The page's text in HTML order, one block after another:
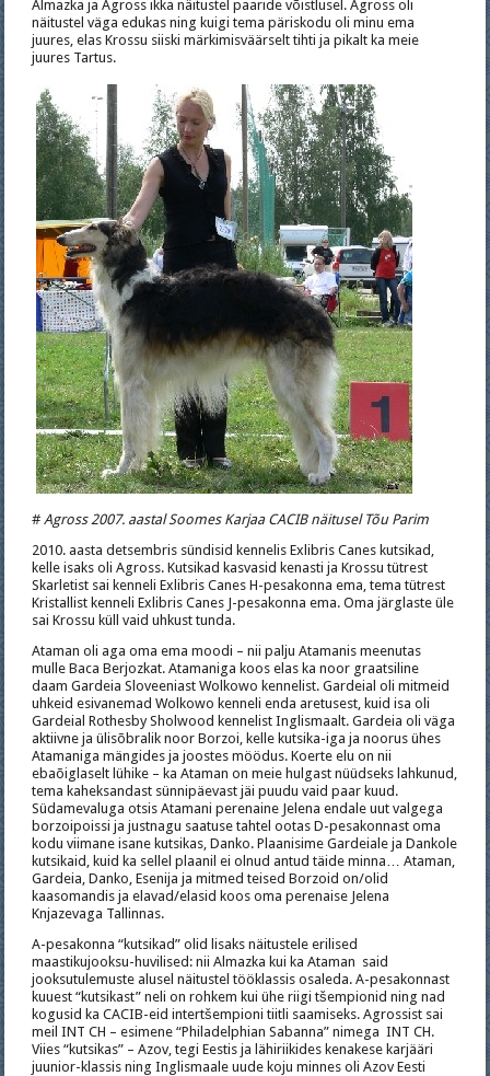
Almazka ja Agross ikka näitustel paaride võistlusel. Agross oli
näitustel väga edukas ning kuigi tema päriskodu oli minu ema
juures, elas Krossu siiski märkimisväärselt tihti ja pikalt ka meie
juures Tartus.
#Agross 2007. aastal Soomes Karjaa CACIB näitusel Tõu Parim
2010. aasta detsembris sündisid kennelis Exlibris Canes kutsikad,
kelle isaks oli Agross. Kutsikad kasvasid kenasti ja Krossu tütrest
Skarletist sai kenneli Exlibris Canes H-pesakonna ema, tema tütrest
Kristallist kenneli Exlibris Canes J-pesakonna ema. Oma järglaste üle
sai Krossu küll vaid uhkust tunda.
Ataman oli aga oma ema moodi – nii palju Atamanis meenutas
mulle Baca Berjozkat. Atamaniga koos elas ka noor graatsiline
daam Gardeia Sloveeniast Wolkowo kennelist. Gardeial oli mitmeid
uhkeid esivanemad Wolkowo kenneli enda aretusest, kuid isa oli
Gardeial Rothesby Sholwood kennelist Inglismaalt. Gardeia oli väga
aktiivne ja ülisõbralik noor Borzoi, kelle kutsika-iga ja noorus ühes
Atamaniga mängides ja joostes möödus. Koerte elu on nii
ebaõiglaselt lühike – ka Ataman on meie hulgast nüüdseks lahkunud,
tema kaheksandast sünnipäevast jäi puudu vaid paar kuud.
Südamevaluga otsis Atamani perenaine Jelena endale uut valgega
borzoipoissi ja justnagu saatuse tahtel ootas D-pesakonnast oma
kodu viimane isane kutsikas, Danko. Plaanisime Gardeiale ja Dankole
kutsikaid, kuid ka sellel plaanil ei olnud antud täide minna… Ataman,
Gardeia, Danko, Esenija ja mitmed teised Borzoid on/olid
kaasomandis ja elavad/elasid koos oma perenaise Jelena
Knjazevaga Tallinnas.
A-pesakonna “kutsikad” olid lisaks näitustele erilised
maastikujooksu-huvilised: nii Almazka kui ka Ataman said
jooksutulemuste alusel näitustel tööklassis osaleda. A-pesakonnast
kuuest “kutsikast” neli on rohkem kui ühe riigi tšempionid ning nad
kogusid ka CACIB-eid intertšempioni tiitli saamiseks. Agrossist sai
meil INT CH – esimene “Philadelphian Sabanna” nimega INT CH.
Viies “kutsikas” – Azov, tegi Eestis ja lähiriikides kenakese karjääri
juunior-klassis ning Inglismaale uude koju minnes oli Azov Eesti